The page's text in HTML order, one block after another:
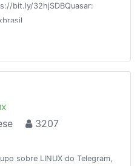
bit.ly/32hjSDBQuasar:
3207
sobre LINUX do Telegram,